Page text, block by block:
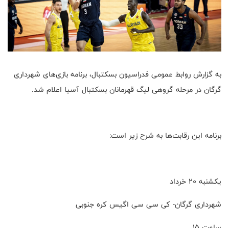
به گزارش روابط عمومی فدراسیون بسکتبال، برنامه بازی‌های شهرداری
گرگان در مرحله گروهی لیگ قهرمانان بسکتبال آسیا اعلام شد.
برنامه این رقابت‌ها به شرح زیر است:
یکشنبه ۲۰ خرداد
شهرداری گرگان- کی سی سی اگیس کره جنوبی